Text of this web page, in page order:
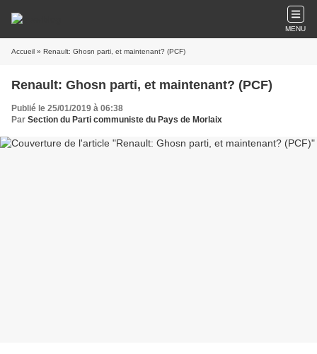
MENU
Accueil » Renault: Ghosn parti, et maintenant? (PCF)
Renault: Ghosn parti, et maintenant? (PCF)
Publié le 25/01/2019 à 06:38
Par Section du Parti communiste du Pays de Morlaix